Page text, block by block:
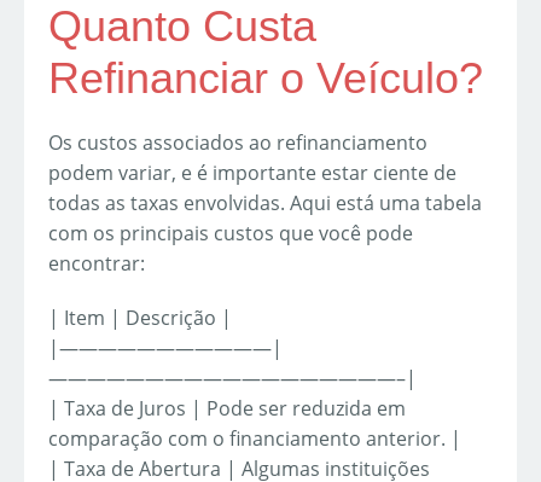
Quanto Custa
Refinanciar o Veículo?
Os custos associados ao refinanciamento
podem variar, e é importante estar ciente de
todas as taxas envolvidas. Aqui está uma tabela
com os principais custos que você pode
encontrar:
| Item | Descrição |
|———————————|
——————————————————–|
| Taxa de Juros | Pode ser reduzida em
comparação com o financiamento anterior. |
| Taxa de Abertura | Algumas instituições